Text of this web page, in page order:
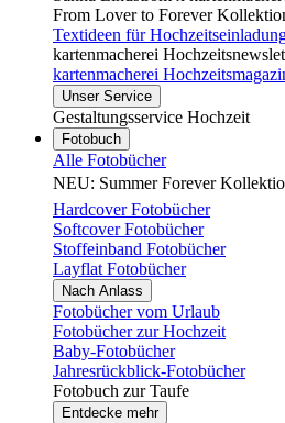
From Lover to Forever
Textideen für
kartenmacherei
kartenmacherei
Unser Service
Gestaltungsservice Hochzeit
Fotobuch
Alle Fotobücher
NEU: Summer Forever
Hardcover Fotobücher
Softcover Fotobücher
Stoffeinband Fotobücher
Layflat Fotobücher
Nach Anlass
Fotobücher vom Urlaub
Fotobücher zur Hochzeit
Baby-Fotobücher
Jahresrückblick-Fotobücher
Fotobuch zur Taufe
Entdecke mehr